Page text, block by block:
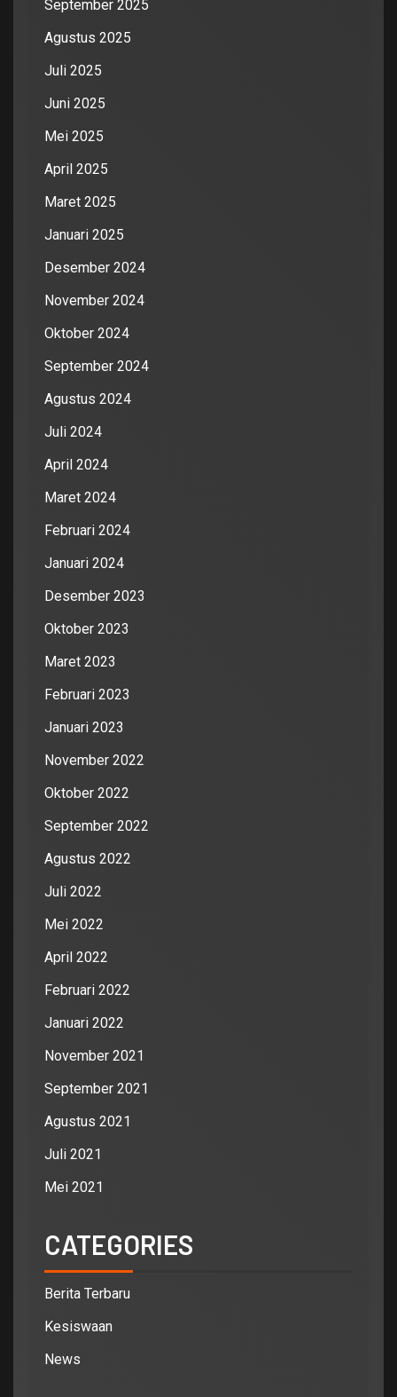
September 2025
Agustus 2025
Juli 2025
Juni 2025
Mei 2025
April 2025
Maret 2025
Januari 2025
Desember 2024
November 2024
Oktober 2024
September 2024
Agustus 2024
Juli 2024
April 2024
Maret 2024
Februari 2024
Januari 2024
Desember 2023
Oktober 2023
Maret 2023
Februari 2023
Januari 2023
November 2022
Oktober 2022
September 2022
Agustus 2022
Juli 2022
Mei 2022
April 2022
Februari 2022
Januari 2022
November 2021
September 2021
Agustus 2021
Juli 2021
Mei 2021
CATEGORIES
Berita Terbaru
Kesiswaan
News